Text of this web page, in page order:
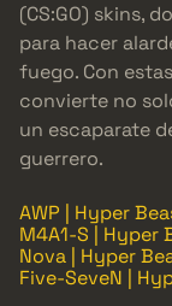
(CS:GO) skins,
para hacer
fuego. Con
convierte no
un escaparate
guerrero.
AWP | Hyper
M4A1-S | Hyper
Nova | Hyper
Five-SeveN |